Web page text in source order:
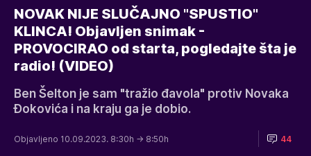
NOVAK NIJE SLUČAJNO "SPUSTIO"
KLINCA! Objavljen snimak -
PROVOCIRAO od starta, pogledajte šta je
radio! (VIDEO)
Ben Šelton je sam "tražio đavola" protiv Novaka
Đokovića i na kraju ga je dobio.
Objavljeno 10.09.2023. 8:30h → 8:50h 44